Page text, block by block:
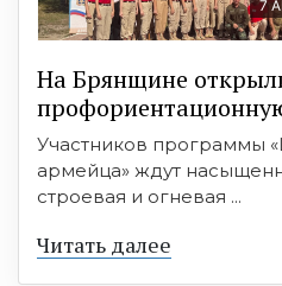
7
На Брянщине
Участников программы
армейца» ждут
строевая и огневая ...
Читать далее